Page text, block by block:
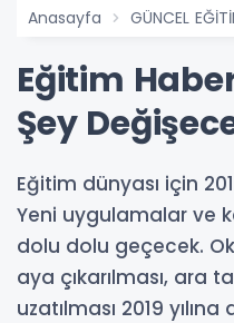
Anasayfa GÜNCEL
Eğitim
Şey
Eğitim dünyası için
Yeni uygulamalar ve
dolu dolu geçecek.
aya çıkarılması, ara
uzatılması 2019